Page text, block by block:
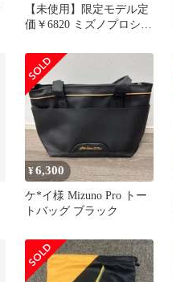
【未使用】限定モデル定
価￥6820 ミズノプロショ
¥6,300
ケ*イ様 Mizuno Pro トー
トバッグ ブラック